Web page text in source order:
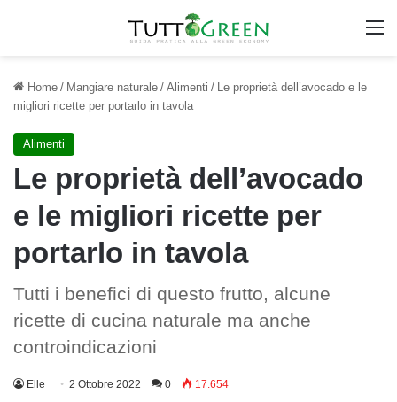
Home / Mangiare naturale / Alimenti / Le proprietà dell’avocado e le
migliori ricette per portarlo in tavola
Alimenti
Le proprietà dell’avocado
e le migliori ricette per
portarlo in tavola
Tutti i benefici di questo frutto, alcune
ricette di cucina naturale ma anche
controindicazioni
Elle 2 Ottobre 2022 0 17.654